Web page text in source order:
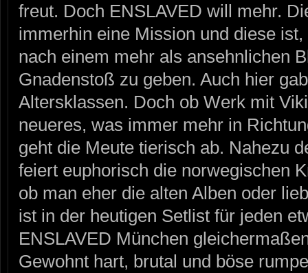
freut. Doch ENSLAVED will mehr.
immerhin eine Mission und diese
nach einem mehr als ansehnlichen
Gnadenstoß zu geben. Auch hier
Altersklassen. Doch ob Werk mit
neueres, was immer mehr in
geht die Meute tierisch ab. Nahezu
feiert euphorisch die norwegischen
ob man eher die alten Alben oder
ist in der heutigen Setlist für jeden
ENSLAVED München
Gewohnt hart, brutal und böse